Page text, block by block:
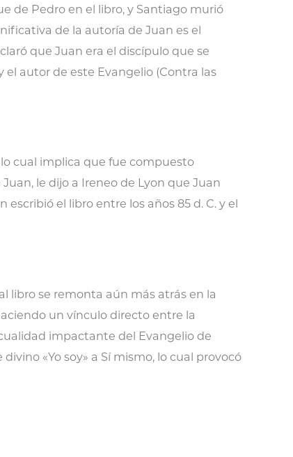
de Pedro en el libro, y Santiago murió
de la autoría de Juan es el
que Juan era el discípulo que se
el autor de este Evangelio (Contra las
cual implica que fue compuesto
le dijo a Ireneo de Lyon que Juan
el libro entre los años 85 d. C. y el
libro se remonta aún más atrás en la
un vínculo directo entre la
impactante del Evangelio de
«Yo soy» a Sí mismo, lo cual provocó